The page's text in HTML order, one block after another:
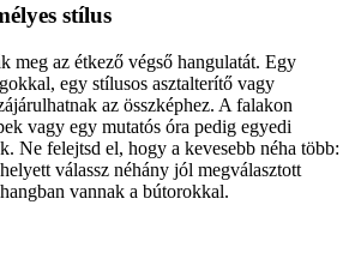
stílus
meg az étkező végső hangulatát. Egy
egy stílusos asztalterítő vagy
az összképhez. A falakon
vagy egy mutatós óra pedig egyedi
Ne felejtsd el, hogy a kevesebb néha több:
válassz néhány jól megválasztott
vannak a bútorokkal.